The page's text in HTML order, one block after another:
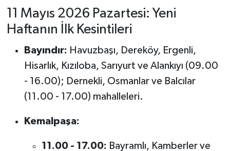
11 Mayıs 2026 Pazartesi: Yeni
Haftanın İlk Kesintileri
Bayındır: Havuzbaşı, Dereköy, Ergenli,
Hisarlık, Kızıloba, Sarıyurt ve Alankıyı (09.00
- 16.00); Dernekli, Osmanlar ve Balcılar
(11.00 - 17.00) mahalleleri.
Kemalpaşa:
11.00 - 17.00: Bayramlı, Kamberler ve